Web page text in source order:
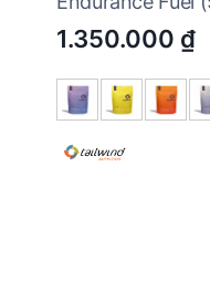
1.350.000 ₫